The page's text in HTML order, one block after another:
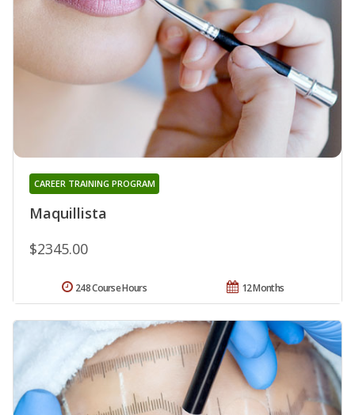
Maquillista
CAREER TRAINING PROGRAM
$2345.00
12 Months
248 Course Hours